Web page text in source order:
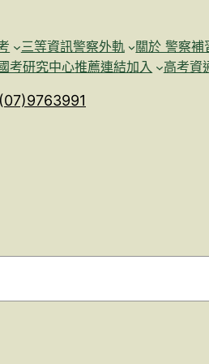
三等資訊警察外軌 關於 警察補
考研究中心推薦連結加入 高考資